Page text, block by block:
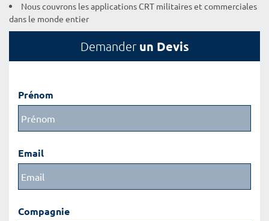
Nous couvrons les applications CRT militaires et commerciales
dans le monde entier
Demander un Devis
Prénom
Email
Compagnie